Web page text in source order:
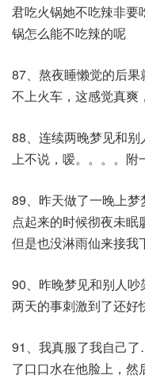
君吃火锅她不吃辣非要
锅怎么能不吃辣的呢​
87、熬夜睡懒觉的后
不上火车，这感觉真爽
88、连续两晚梦见和
上不说，嗳。。。。附
89、昨天做了一晚上
点起来的时候彻夜未
但是也没淋雨仙来接我
90、昨晚梦见和别人
两天的事刺激到了还好
91、我真服了我自己
了口口水在他脸上，